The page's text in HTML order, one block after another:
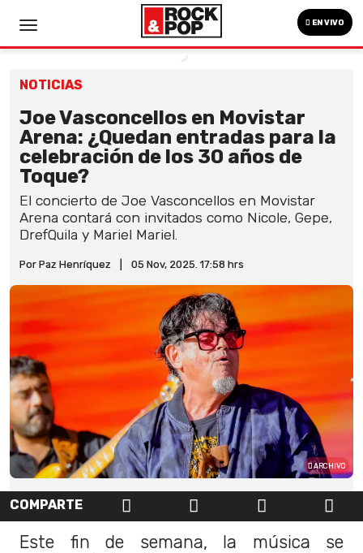
EN VIVO
NOTICIAS
Joe Vasconcellos en Movistar
Arena: ¿Quedan entradas para la
celebración de los 30 años de
Toque?
El concierto de Joe Vasconcellos en Movistar
Arena contará con invitados como Nicole, Gepe,
DrefQuila y Mariel Mariel.
Por Paz Henríquez 05 Nov, 2025. 17:58 hrs
ARCHIVO
COMPARTE
Este fin de semana, la música se